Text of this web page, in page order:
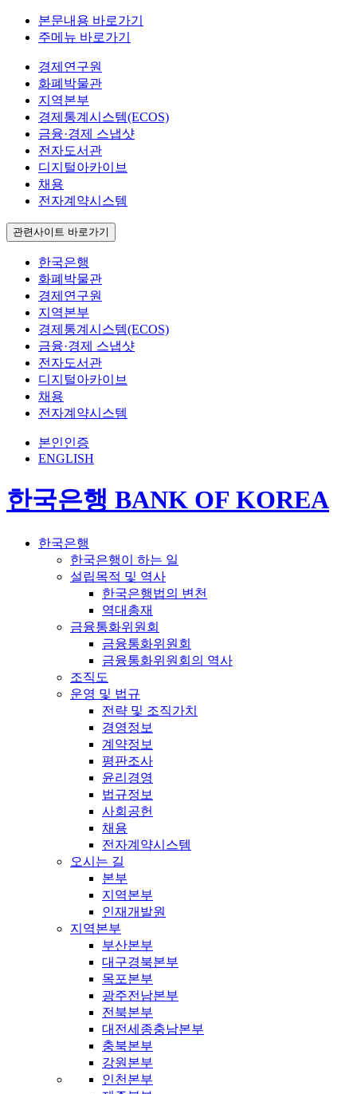
본문내용 바로가기
주메뉴 바로가기
경제연구원
화폐박물관
지역본부
경제통계시스템(ECOS)
금융·경제 스냅샷
전자도서관
디지털아카이브
채용
전자계약시스템
관련사이트 바로가기
한국은행
화폐박물관
경제연구원
지역본부
경제통계시스템(ECOS)
금융·경제 스냅샷
전자도서관
디지털아카이브
채용
전자계약시스템
본인인증
ENGLISH
한국은행 BANK OF KOREA
한국은행
한국은행이 하는 일
설립목적 및 역사
한국은행법의 변천
역대총재
금융통화위원회
금융통화위원회
금융통화위원회의 역사
조직도
운영 및 법규
전략 및 조직가치
경영정보
계약정보
평판조사
윤리경영
법규정보
사회공헌
채용
전자계약시스템
오시는 길
본부
지역본부
인재개발원
지역본부
부산본부
대구경북본부
목포본부
광주전남본부
전북본부
대전세종충남본부
충북본부
강원본부
인천본부